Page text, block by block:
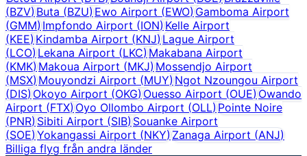
(BZV)Buta (BZU) Ewo Airport (EWO) Gamboma Airport
(GMM)Impfondo Airport (ION) Kelle Airport
(KEE)Kindamba Airport (KNJ)Lague Airport
(LCO)Lekana Airport (LKC) Makabana Airport
(KMK)Makoua Airport (MKJ) Mossendjo Airport
(MSX)Mouyondzi Airport (MUY) Ngot Nzoungou Airport
(DIS)Okoyo Airport (OKG) Ouesso Airport (OUE) Owando
Airport (FTX)Oyo Ollombo Airport (OLL) Pointe Noire
(PNR)Sibiti Airport (SIB) Souanke Airport
(SOE)Yokangassi Airport (NKY) Zanaga Airport (ANJ)
Billiga flyg från andra länder